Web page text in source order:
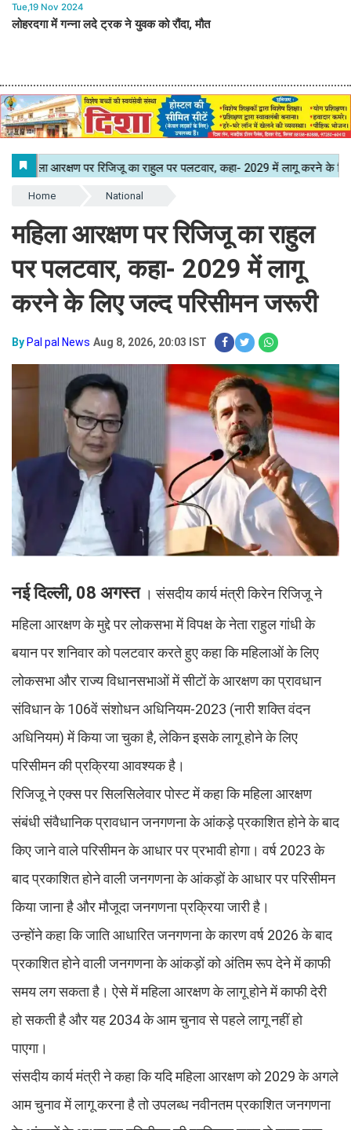
Tue,19 Nov 2024
लोहरदगा में गन्ना लदे ट्रक ने युवक को रौंदा, मौत
Home National
महिला आरक्षण पर रिजिजू का राहुल
पर पलटवार, कहा- 2029 में लागू
करने के लिए जल्द परिसीमन जरूरी
By Pal pal News Aug 8, 2026, 20:03 IST
नई दिल्ली, 08 अगस्त । संसदीय कार्य मंत्री किरेन रिजिजू ने
महिला आरक्षण के मुद्दे पर लोकसभा में विपक्ष के नेता राहुल गांधी के
बयान पर शनिवार को पलटवार करते हुए कहा कि महिलाओं के लिए
लोकसभा और राज्य विधानसभाओं में सीटों के आरक्षण का प्रावधान
संविधान के 106वें संशोधन अधिनियम-2023 (नारी शक्ति वंदन
अधिनियम) में किया जा चुका है, लेकिन इसके लागू होने के लिए
परिसीमन की प्रक्रिया आवश्यक है।
रिजिजू ने एक्स पर सिलसिलेवार पोस्ट में कहा कि महिला आरक्षण
संबंधी संवैधानिक प्रावधान जनगणना के आंकड़े प्रकाशित होने के बाद
किए जाने वाले परिसीमन के आधार पर प्रभावी होगा। वर्ष 2023 के
बाद प्रकाशित होने वाली जनगणना के आंकड़ों के आधार पर परिसीमन
किया जाना है और मौजूदा जनगणना प्रक्रिया जारी है।
उन्होंने कहा कि जाति आधारित जनगणना के कारण वर्ष 2026 के बाद
प्रकाशित होने वाली जनगणना के आंकड़ों को अंतिम रूप देने में काफी
समय लग सकता है। ऐसे में महिला आरक्षण के लागू होने में काफी देरी
हो सकती है और यह 2034 के आम चुनाव से पहले लागू नहीं हो
पाएगा।
संसदीय कार्य मंत्री ने कहा कि यदि महिला आरक्षण को 2029 के अगले
आम चुनाव में लागू करना है तो उपलब्ध नवीनतम प्रकाशित जनगणना